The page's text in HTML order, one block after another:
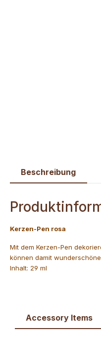
Beschreibung
Kerzen-Pen rosa
Mit dem Kerzen-Pen
können damit
Inhalt: 29 ml
Accessory Items